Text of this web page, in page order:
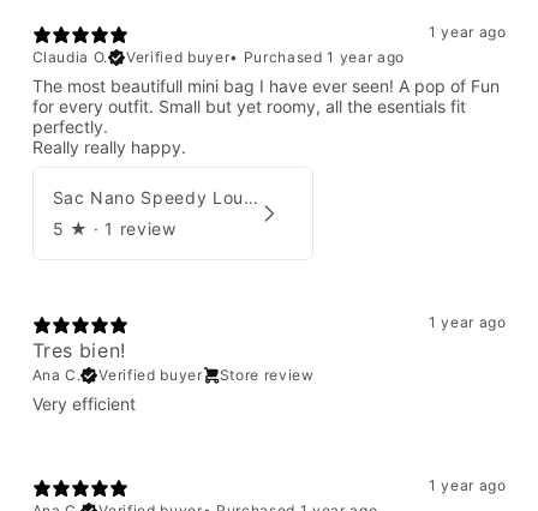
1 year ago
Claudia O.
Verified buyer• Purchased 1 year ago
The most beautifull mini bag I have ever seen! A pop of Fun
for every outfit. Small but yet roomy, all the esentials fit
perfectly.
Really really happy.
Sac Nano Speedy Louis Vuitton X Yayoi Kusama
5 ★ · 1 review
1 year ago
Tres bien!
Ana C. Verified buyer Store review
Very efficient
1 year ago